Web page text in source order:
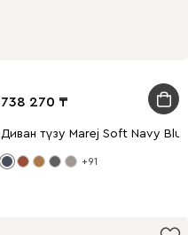
738 270
Диван түзу Marej Soft Navy Blue
+91